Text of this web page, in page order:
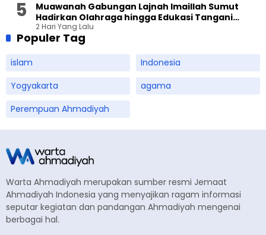
Muawanah Gabungan Lajnah Imaillah Sumut
Hadirkan Olahraga hingga Edukasi Tangani
Sampah
2 Hari Yang Lalu
Populer Tag
islam
Indonesia
Yogyakarta
agama
Perempuan Ahmadiyah
Warta Ahmadiyah merupakan sumber resmi Jemaat
Ahmadiyah Indonesia yang menyajikan ragam informasi
seputar kegiatan dan pandangan Ahmadiyah mengenai
berbagai hal.